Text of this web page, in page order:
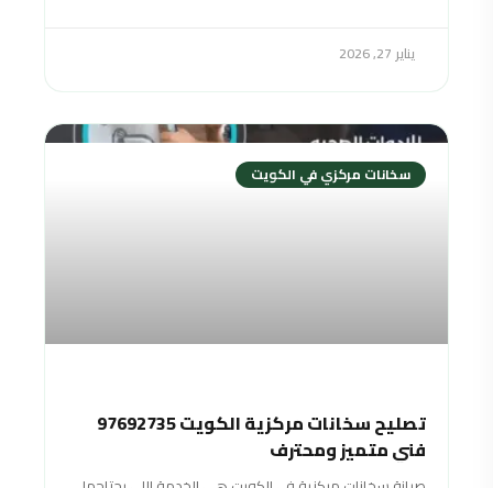
يناير 27, 2026
سخانات مركزي في الكويت
تصليح سخانات مركزية الكويت 97692735
فني متميز ومحترف